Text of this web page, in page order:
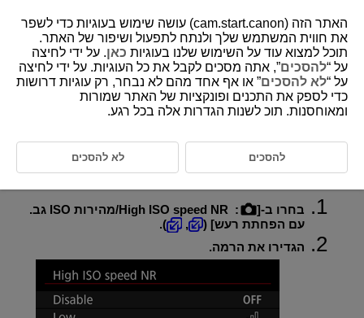
D388-089
הפחתת רעשים במהירות ISO גבוהה
ניתן להפחית את רעשי התמונה שנוצרים. פונקציה זו יעילה במיוחד בעת צילום
במהירויות ISO גבוהות. בעת צילום במהירויות ISO נמוכות, ניתן להפחית עוד
יותר את הרעש בחלקים הכהים יותר של התמונה (אזורי צל).
בחרו ב-[ :
High ISO speed NR/מהירות ISO גב.
עם הפחתת רעש] (
,
).
הגדירו את הרמה.
האתר הזה (cam.start.canon) עושה שימוש בעוגיות כדי לשפר
את חווית המשתמש שלך ולנתח לתפעול ושיפור של האתר.
תוכל למצוא עוד על השימוש שלנו בעוגיות כאן. על ידי לחיצה
על “להסכים”, אתה מסכים לקבל את כל העוגיות. על ידי לחיצה
על “לא להסכים” או אף אחד מהם לא נבחר, רק עוגיות דרושות
כדי לספק את התכנים ופונקציות של האתר שמורות
ומאוחסנות. תוכ לשנות הגדרות אלה בכל רגע.
להסכים לא להסכים